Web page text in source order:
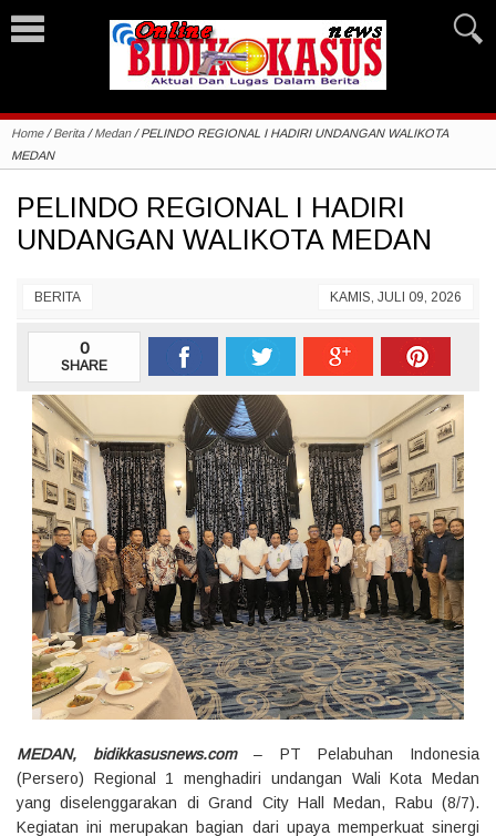
Home/Berita/Medan/PELINDO REGIONAL I HADIRI UNDANGAN WALIKOTA
MEDAN
PELINDO REGIONAL I HADIRI
UNDANGAN WALIKOTA MEDAN
BERITA KAMIS, JULI 09, 2026
0
SHARE
‎MEDAN, bidikkasusnews.com– PT Pelabuhan Indonesia
(Persero) Regional 1 menghadiri undangan Wali Kota Medan
yang diselenggarakan di Grand City Hall Medan, Rabu (8/7).
Kegiatan ini merupakan bagian dari upaya memperkuat sinergi